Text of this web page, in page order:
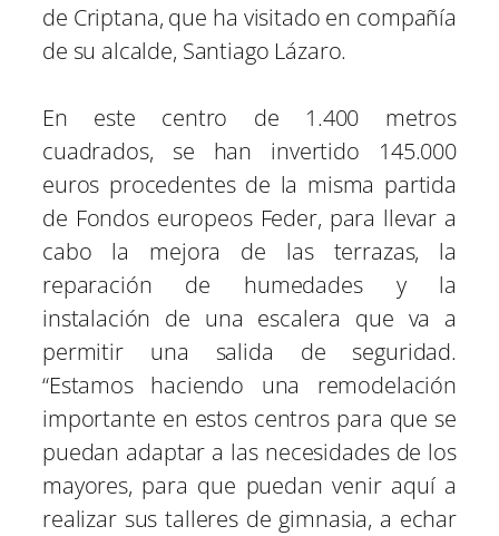
de Criptana, que ha visitado en compañía
de su alcalde, Santiago Lázaro.
En este centro de 1.400 metros
cuadrados, se han invertido 145.000
euros procedentes de la misma partida
de Fondos europeos Feder, para llevar a
cabo la mejora de las terrazas, la
reparación de humedades y la
instalación de una escalera que va a
permitir una salida de seguridad.
“Estamos haciendo una remodelación
importante en estos centros para que se
puedan adaptar a las necesidades de los
mayores, para que puedan venir aquí a
realizar sus talleres de gimnasia, a echar